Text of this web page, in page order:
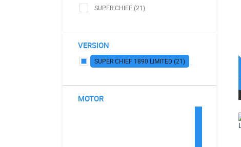
SUPER CHIEF (21)
VERSION
SUPER CHIEF 1890 LIMITED (21)
MOTOR